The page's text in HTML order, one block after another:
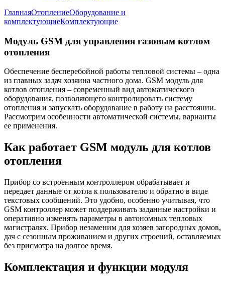
ГлавнаяОтоплениеОборудование и
комплектующиеКомплектующие
Модуль GSM для управления газовым котлом
отопления
Обеспечение бесперебойной работы тепловой системы – одна
из главных задач хозяина частного дома. GSM модуль для
котлов отопления – современный вид автоматического
оборудования, позволяющего контролировать систему
отопления и запускать оборудование в работу на расстоянии.
Рассмотрим особенности автоматической системы, варианты
ее применения.
Как работает GSM модуль для котлов
отопления
Прибор со встроенным контроллером обрабатывает и
передает данные от котла к пользователю и обратно в виде
текстовых сообщений. Это удобно, особенно учитывая, что
GSM контроллер может поддерживать заданные настройки и
оперативно изменять параметры в автономных тепловых
магистралях. Прибор незаменим для хозяев загородных домов,
дач с сезонным проживанием и других строений, оставляемых
без присмотра на долгое время.
Комплектация и функции модуля